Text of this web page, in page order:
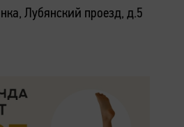
Лубянский проезд, д.5